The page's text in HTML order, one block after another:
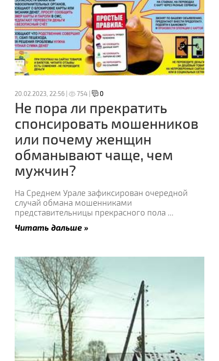
20.02.2023, 22:56 | 754 | 0
Не пора ли прекратить
спонсировать мошенников
или почему женщин
обманывают чаще, чем
мужчин?
На Среднем Урале зафиксирован очередной
случай обмана мошенниками
представительницы прекрасного пола ...
Читать дальше »